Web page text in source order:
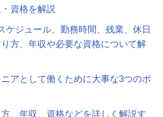
資格を解説
ケジュール、勤務時間、残業、休日
方、年収や必要な資格について解
アとして働くために大事な3つのポ
、年収、資格などを詳しく解説す